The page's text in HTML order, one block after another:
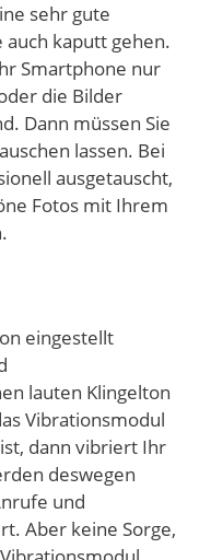
sehr gute
auch kaputt gehen.
Smartphone nur
die Bilder
Dann müssen Sie
lassen. Bei
ausgetauscht,
Fotos mit Ihrem
eingestellt
lauten Klingelton
Vibrationsmodul
dann vibriert Ihr
deswegen
und
Aber keine Sorge,